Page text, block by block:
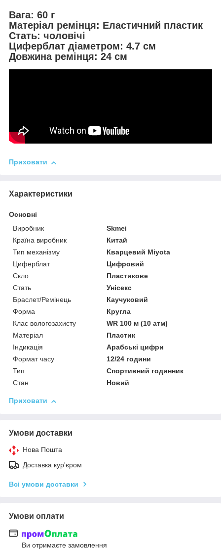
Вага: 60 г
Матеріал ремінця: Еластичний пластик
Стать: чоловічі
Циферблат діаметром: 4.7 см
Довжина ремінця: 24 см
Приховати
Характеристики
Основні
Виробник
Skmei
Країна виробник
Китай
Тип механізму
Кварцевий Miyota
Циферблат
Цифровий
Скло
Пластикове
Стать
Унісекс
Браслет/Ремінець
Каучуковий
Форма
Кругла
Клас вологозахисту
WR 100 м (10 атм)
Матеріал
Пластик
Індикація
Арабські цифри
Формат часу
12/24 години
Тип
Спортивний годинник
Стан
Новий
Приховати
Умови доставки
Нова Пошта
Доставка кур'єром
Всі умови доставки
Умови оплати
Ви отримаєте замовлення